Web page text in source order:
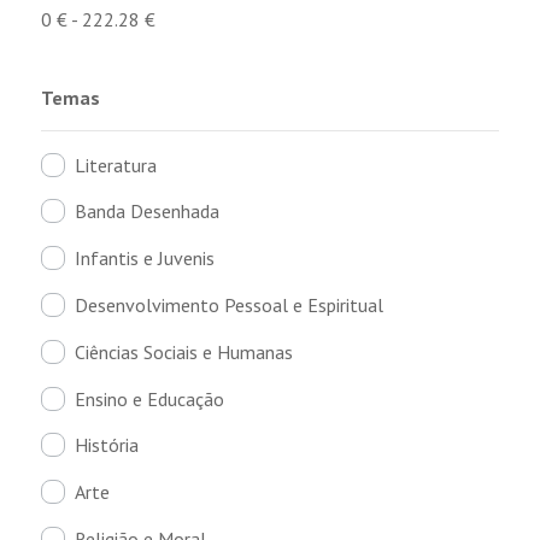
0 €- 222.28 €
Temas
Literatura
Banda Desenhada
Infantis e Juvenis
Desenvolvimento Pessoal e Espiritual
Ciências Sociais e Humanas
Ensino e Educação
História
Arte